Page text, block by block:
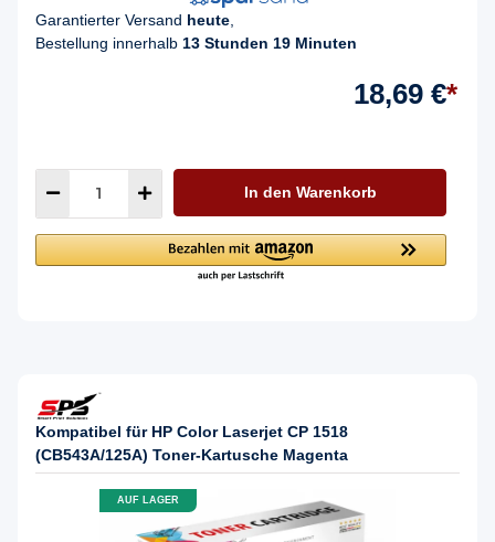
Garantierter Versand heute
Bestellung innerhalb 13 Stunden 19 Minuten
18,69 €*
In den Warenkorb
Kompatibel für HP Color Laserjet CP 1518
(CB543A/125A) Toner-Kartusche Magenta
AUF LAGER